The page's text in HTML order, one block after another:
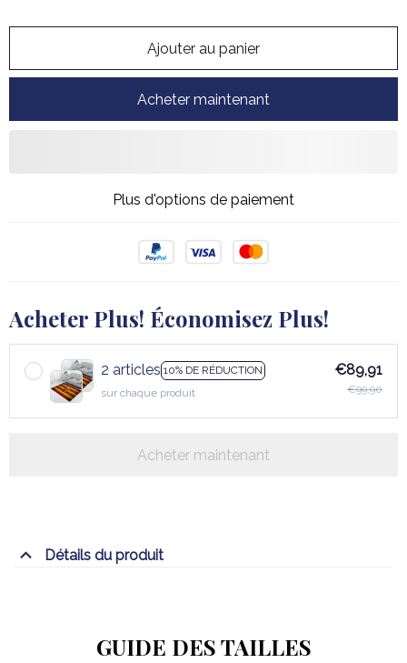
Ajouter au panier
Acheter maintenant
Plus d'options de paiement
Acheter Plus! Économisez Plus!
2 articles 10% DE RÉDUCTION
sur chaque produit
€89,91
€99,90
Acheter maintenant
Détails du produit
GUIDE DES TAILLES